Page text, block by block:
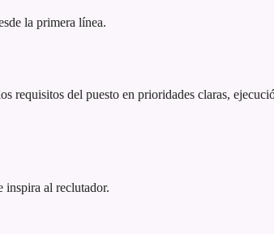
la primera línea.
requisitos del puesto en prioridades claras,
inspira al reclutador.